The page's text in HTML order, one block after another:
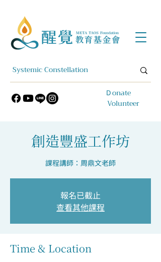
​Ｄonate
Volunteer
創造豐盛工作坊
課程講師：周鼎文老師
報名已截止
查看其他課程
Time & Location